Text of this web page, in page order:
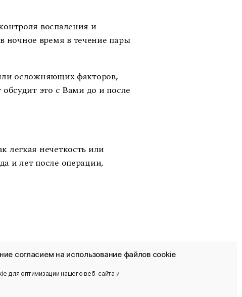
согласием на использование файлов cookie
для оптимизации нашего веб-сайта и
воспаления и
время в течение пары
осложняющих факторов,
это с Вами до и после
легкая нечеткость или
и лет после операции,